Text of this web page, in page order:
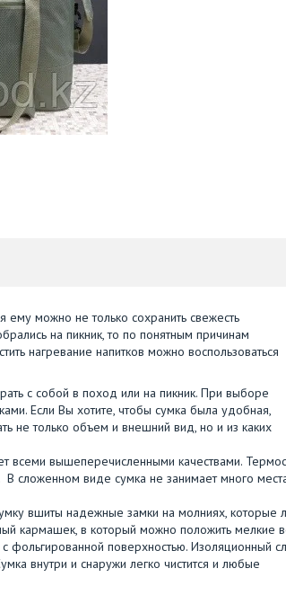
ему можно не только сохранить свежесть
на пикник, то по понятным причинам
нагревание напитков можно воспользоваться
с собой в поход или на пикник. При выборе
Если Вы хотите, чтобы сумка была удобная,
не только объем и внешний вид, но и из каких
всеми вышеперечисленными качествами.
виде сумка не занимает много
вшиты надежные замки на молниях, которые
кармашек, в который можно положить мелкие
фольгированной поверхностью. Изоляционный
внутри и снаружи легко чистится и любые